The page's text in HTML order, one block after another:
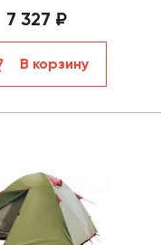
7 327 ₽
В корзину